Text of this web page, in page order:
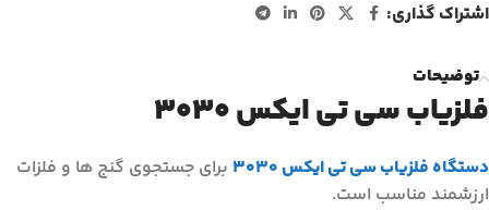
اشتراک گذاری:
توضیحات
فلزیاب سی تی ایکس 3030
دستگاه فلزیاب سی تی ایکس 3030
برای جستجوی گنج ها و فلزات
ارزشمند مناسب است.